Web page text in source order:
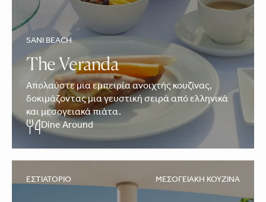
SANI BEACH
The Veranda
Απολαύστε μια εμπειρία ανοιχτής κουζίνας,
δοκιμάζοντας μια γευστική σειρά από ελληνικά
και μεσογειακά πιάτα.
Dine Around
ΕΣΤΙΑΤΌΡΙΟ ΜΕΣΟΓΕΙΑΚΉ ΚΟΥΖΊΝΑ